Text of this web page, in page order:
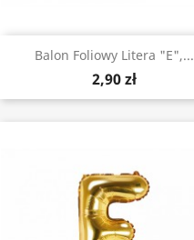
Balon Foliowy Litera "E",...
2,90 zł